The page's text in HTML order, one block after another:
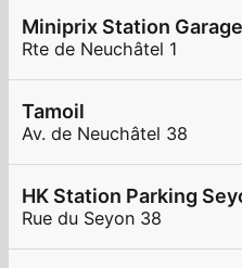
Rte de Neuchâtel 1
Tamoil
Av. de Neuchâtel 38
HK Station Parking
Rue du Seyon 38